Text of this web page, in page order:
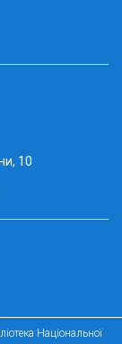
10
Національної